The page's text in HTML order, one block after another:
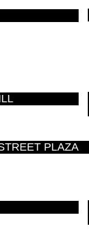
PLAZA